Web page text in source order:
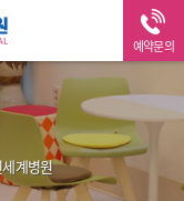
예약문의
계병원